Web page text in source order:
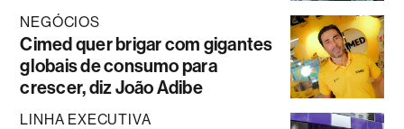
NEGÓCIOS
Cimed quer brigar com gigantes
globais de consumo para
crescer, diz João Adibe
LINHA EXECUTIVA